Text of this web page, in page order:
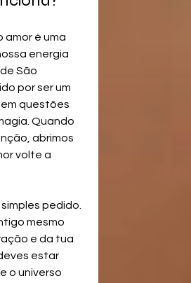
amor é uma
energia
São
por ser um
questões
Quando
abrimos
volte a
pedido.
mesmo
e da tua
estar
o universo